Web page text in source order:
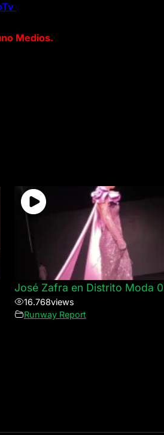
Medios.
José Zafra en Distrito Moda
16.768views
Runway Report